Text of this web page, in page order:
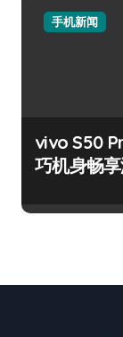
手机新闻
vivo S50
巧机身畅